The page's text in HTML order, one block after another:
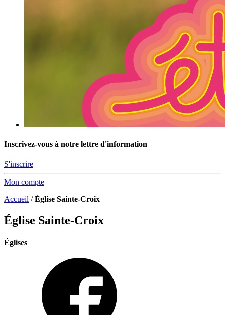
Inscrivez-vous à notre lettre d'information
S'inscrire
Mon compte
Accueil /Église Sainte-Croix
Église Sainte-Croix
Églises